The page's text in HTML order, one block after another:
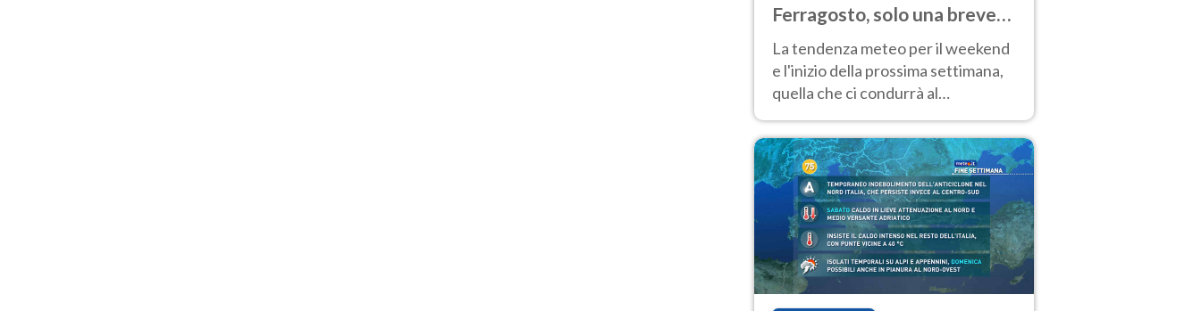
Ferragosto, solo una breve
pausa. Ecco dove
La tendenza meteo per il weekend
e l'inizio della prossima settimana,
quella che ci condurrà al
temperature molto elevate